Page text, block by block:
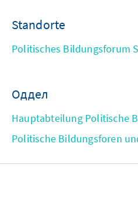
Standorte
Politisches Bildungsforum
Оддел
Hauptabteilung Politische
Politische Bildungsforen